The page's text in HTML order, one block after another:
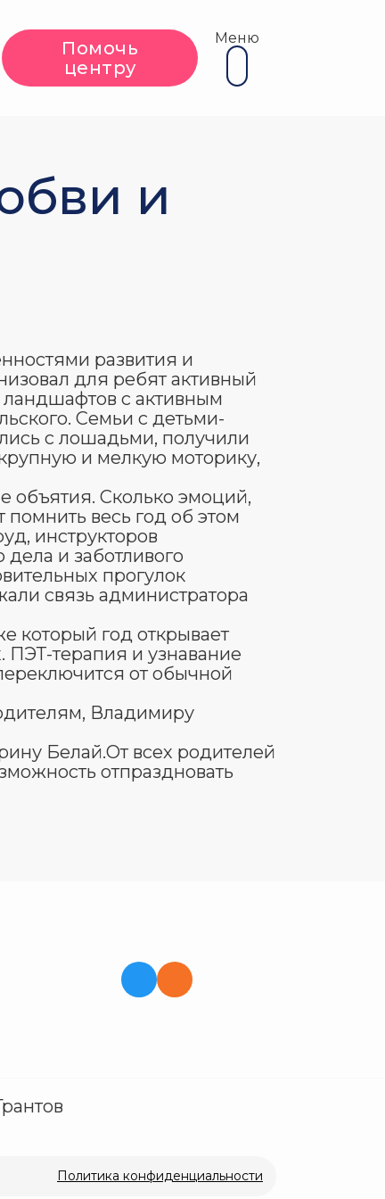
Помочь
центру
Меню
и
развития и
для ребят активный
с активным
Семьи с детьми-
с лошадьми, получили
и мелкую моторику,
объятия. Сколько эмоций,
весь год об этом
инструкторов
и заботливого
прогулок
связь администратора
который год открывает
ПЭТ-терапия и узнавание
от обычной
Владимиру
Белай.От всех родителей
отпраздновать
Политика конфиденциальности